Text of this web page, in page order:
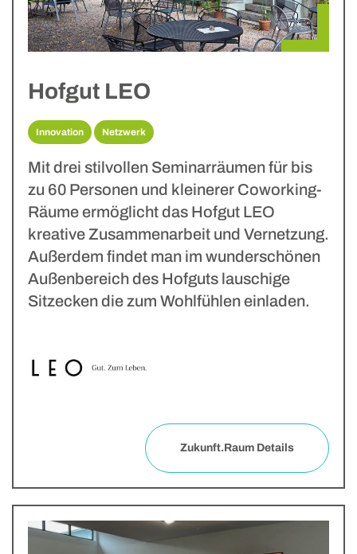
Hofgut LEO
Innovation Netzwerk
Mit drei stilvollen Seminarräumen für bis
zu 60 Personen und kleinerer Coworking-
Räume ermöglicht das Hofgut LEO
kreative Zusammenarbeit und Vernetzung.
Außerdem findet man im wunderschönen
Außenbereich des Hofguts lauschige
Sitzecken die zum Wohlfühlen einladen.
Zukunft.Raum Details